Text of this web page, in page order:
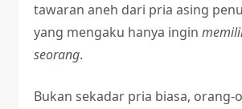
tawaran aneh dari pria asing
yang mengaku hanya ingin
seorang.
Bukan sekadar pria biasa, orang-